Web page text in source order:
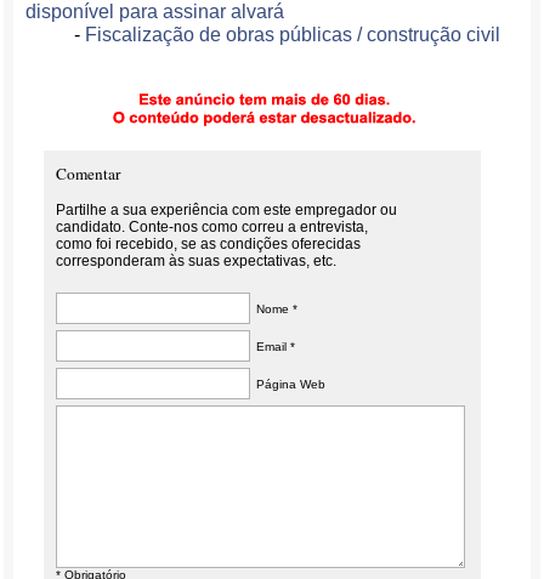
disponível para assinar alvará
- Fiscalização de obras públicas / construção civil
Comentar
Partilhe a sua experiência com este empregador ou
candidato. Conte-nos como correu a entrevista,
como foi recebido, se as condições oferecidas
corresponderam às suas expectativas, etc.
Nome *
Email *
Página Web
* Obrigatório